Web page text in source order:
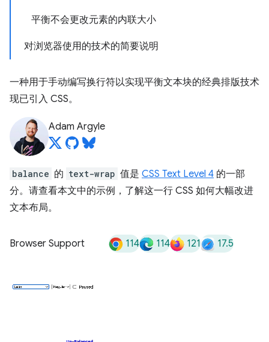
平衡不会更改元素的内联大小
对浏览器使用的技术的简要说明
一种用于手动编写换行符以实现平衡文本块的经典排版技术
现已引入 CSS。
Adam Argyle
balance 的 text-wrap 值是 CSS Text Level 4 的一部
分。请查看本文中的示例，了解这一行 CSS 如何大幅改进
文本布局。
Browser Support 114 114 121 17.5